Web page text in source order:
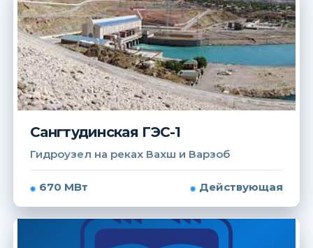
Сангтудинская ГЭС-1
Гидроузел на реках Вахш и Варзоб
670 МВт Действующая